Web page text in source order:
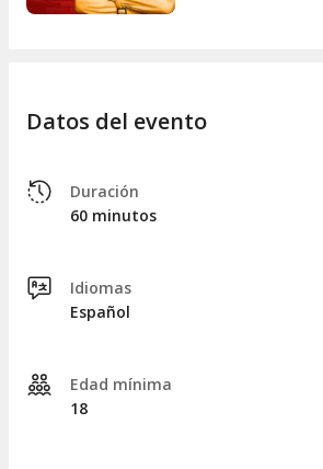
Datos del evento
Duración
60 minutos
Idiomas
Español
Edad mínima
18